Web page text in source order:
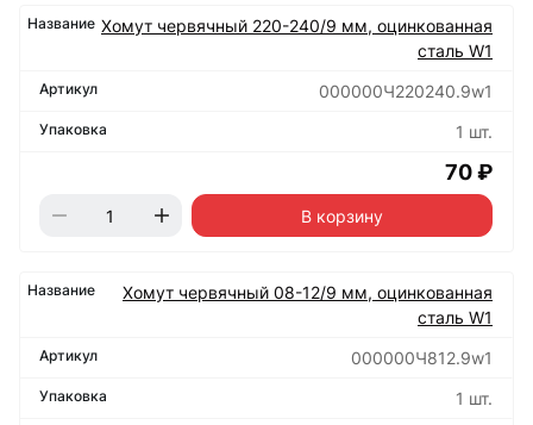
Хомут червячный 220-240/9 мм, оцинкованная
сталь W1
000000Ч220240.9w1
1 шт.
70 ₽
В корзину
Хомут червячный 08-12/9 мм, оцинкованная
сталь W1
000000Ч812.9w1
1 шт.